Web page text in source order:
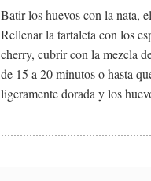
Batir los huevos con la nata,
Rellenar la tartaleta con los
cherry, cubrir con la mezcla
de 15 a 20 minutos o hasta
ligeramente dorada y los